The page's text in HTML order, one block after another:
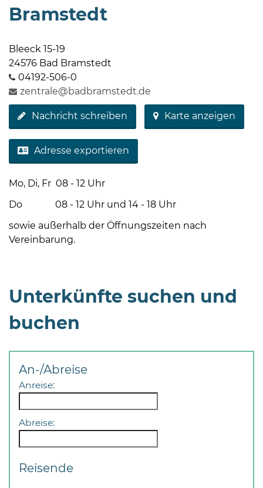
24576 Bad
Bramstedt
bramstedt.de
Bramstedt
Bleeck 15-19
24576 Bad Bramstedt
04192-506-0
zentrale@badbramstedt.de
Nachricht schreiben Karte anzeigen
Adresse exportieren
Mo, Di, Fr 08 - 12 Uhr
Do 08 - 12 Uhr und 14 - 18 Uhr
sowie außerhalb der Öffnungszeiten nach
Vereinbarung.
Unterkünfte suchen und
buchen
An-/Abreise
Anreise:
Abreise:
Reisende